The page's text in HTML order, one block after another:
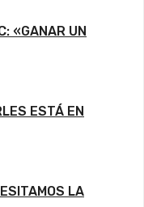
«GANAR UN
ESTÁ EN
LA